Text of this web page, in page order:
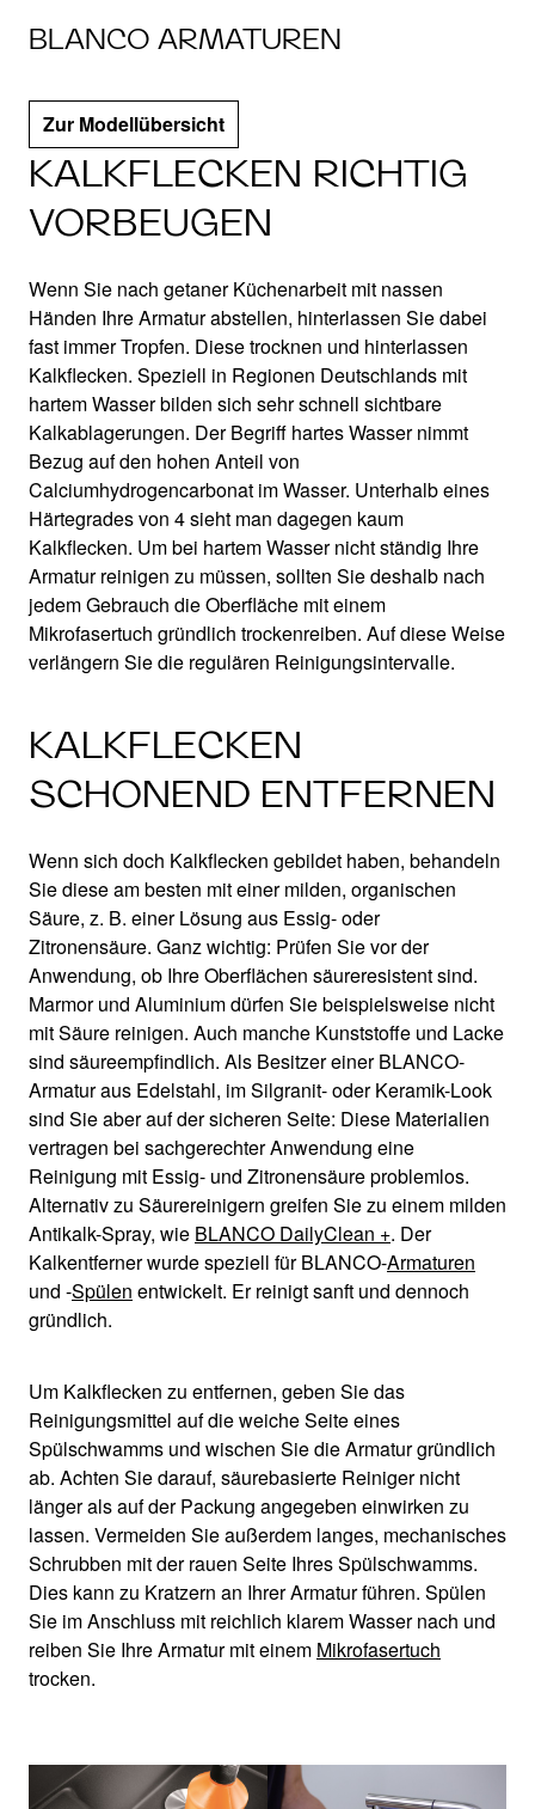
BLANCO ARMATUREN
Zur Modellübersicht
KALKFLECKEN RICHTIG
VORBEUGEN
Wenn Sie nach getaner Küchenarbeit mit nassen
Händen Ihre Armatur abstellen, hinterlassen Sie dabei
fast immer Tropfen. Diese trocknen und hinterlassen
Kalkflecken. Speziell in Regionen Deutschlands mit
hartem Wasser bilden sich sehr schnell sichtbare
Kalkablagerungen. Der Begriff hartes Wasser nimmt
Bezug auf den hohen Anteil von
Calciumhydrogencarbonat im Wasser. Unterhalb eines
Härtegrades von 4 sieht man dagegen kaum
Kalkflecken. Um bei hartem Wasser nicht ständig Ihre
Armatur reinigen zu müssen, sollten Sie deshalb nach
jedem Gebrauch die Oberfläche mit einem
Mikrofasertuch gründlich trockenreiben. Auf diese Weise
verlängern Sie die regulären Reinigungsintervalle.
KALKFLECKEN
SCHONEND ENTFERNEN
Wenn sich doch Kalkflecken gebildet haben, behandeln
Sie diese am besten mit einer milden, organischen
Säure, z. B. einer Lösung aus Essig- oder
Zitronensäure. Ganz wichtig: Prüfen Sie vor der
Anwendung, ob Ihre Oberflächen säureresistent sind.
Marmor und Aluminium dürfen Sie beispielsweise nicht
mit Säure reinigen. Auch manche Kunststoffe und Lacke
sind säureempfindlich. Als Besitzer einer BLANCO-
Armatur aus Edelstahl, im Silgranit- oder Keramik-Look
sind Sie aber auf der sicheren Seite: Diese Materialien
vertragen bei sachgerechter Anwendung eine
Reinigung mit Essig- und Zitronensäure problemlos.
Alternativ zu Säurereinigern greifen Sie zu einem milden
Antikalk-Spray, wie BLANCO DailyClean +. Der
Kalkentferner wurde speziell für BLANCO-Armaturen
und -Spülen entwickelt. Er reinigt sanft und dennoch
gründlich.
Um Kalkflecken zu entfernen, geben Sie das
Reinigungsmittel auf die weiche Seite eines
Spülschwamms und wischen Sie die Armatur gründlich
ab. Achten Sie darauf, säurebasierte Reiniger nicht
länger als auf der Packung angegeben einwirken zu
lassen. Vermeiden Sie außerdem langes, mechanisches
Schrubben mit der rauen Seite Ihres Spülschwamms.
Dies kann zu Kratzern an Ihrer Armatur führen. Spülen
Sie im Anschluss mit reichlich klarem Wasser nach und
reiben Sie Ihre Armatur mit einem Mikrofasertuch
trocken.